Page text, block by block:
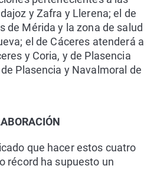
y Zafra y Llerena; el de
de Mérida y la zona de salud
el de Cáceres atenderá a
y Coria, y de Plasencia
Plasencia y Navalmoral de
que hacer estos cuatro
récord ha supuesto un